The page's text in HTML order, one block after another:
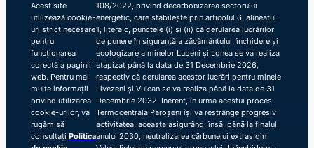
Acest site
utilizează cookie-
uri strict necesare
pentru
funcționarea
corectă a paginii
web. Pentru mai
multe informații
privind utilizarea
cookie-urilor, vă
rugăm să
consultați Politica
108/2022, privind decarbonizarea sectorului
energetic, care stabilește prin articolul 6, alineatul
1, litera c, punctele (i) și (ii) că derularea lucrărilor
de punere în siguranță a zăcământului, închidere și
ecologizare a minelor Lupeni și Lonea se va realiza
etapizat până la data de 31 Decembrie 2026,
respectiv că derularea acestor lucrări pentru minele
Livezeni și Vulcan se va realiza până la data de 31
Decembrie 2032. Inerent, în urma acestui proces,
Termocentrala Paroșeni își va restrânge progresiv
activitatea, aceasta asigurând, însă, până la finalul
anului 2030, neutralizarea cărbunelui extras din